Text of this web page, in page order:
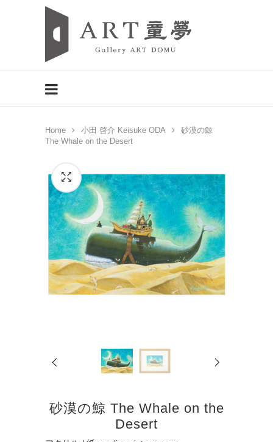
Home 小田 啓介 Keisuke ODA
砂漠の鯨
The Whale on the Desert
砂漠の鯨 The Whale on the
Desert